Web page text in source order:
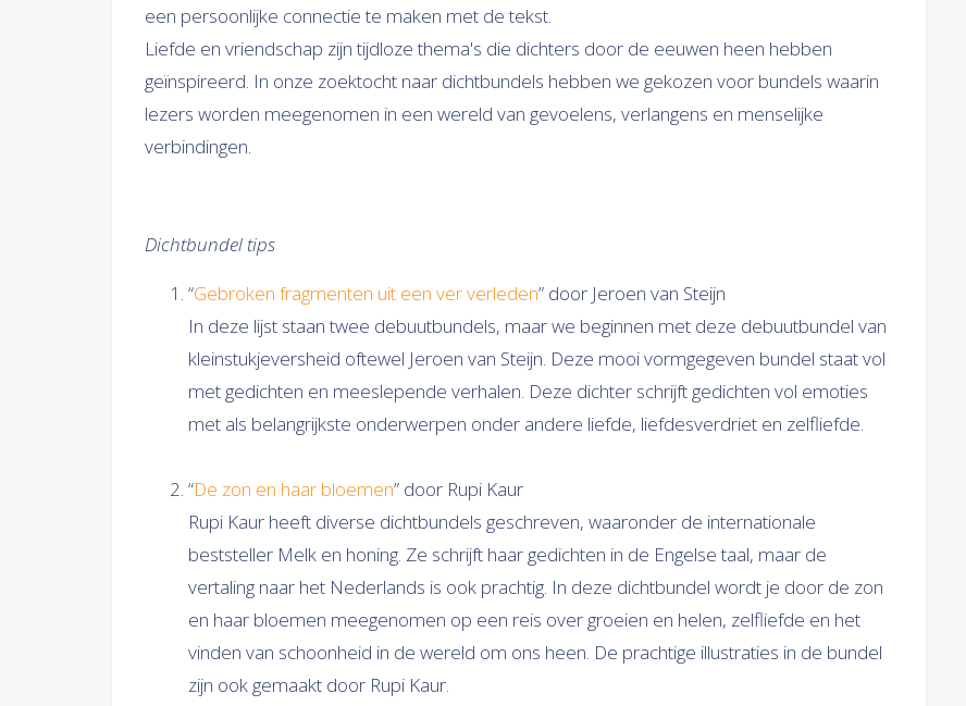
een persoonlijke connectie te maken met de tekst.
Liefde en vriendschap zijn tijdloze thema's die dichters door de eeuwen heen hebben
geïnspireerd. In onze zoektocht naar dichtbundels hebben we gekozen voor bundels waarin
lezers worden meegenomen in een wereld van gevoelens, verlangens en menselijke
verbindingen.
Dichtbundel tips
“Gebroken fragmenten uit een ver verleden” door Jeroen van Steijn
In deze lijst staan twee debuutbundels, maar we beginnen met deze debuutbundel van
kleinstukjeversheid oftewel Jeroen van Steijn. Deze mooi vormgegeven bundel staat vol
met gedichten en meeslepende verhalen. Deze dichter schrijft gedichten vol emoties
met als belangrijkste onderwerpen onder andere liefde, liefdesverdriet en zelfliefde.
“De zon en haar bloemen” door Rupi Kaur
Rupi Kaur heeft diverse dichtbundels geschreven, waaronder de internationale
beststeller Melk en honing. Ze schrijft haar gedichten in de Engelse taal, maar de
vertaling naar het Nederlands is ook prachtig. In deze dichtbundel wordt je door de zon
en haar bloemen meegenomen op een reis over groeien en helen, zelfliefde en het
vinden van schoonheid in de wereld om ons heen. De prachtige illustraties in de bundel
zijn ook gemaakt door Rupi Kaur.